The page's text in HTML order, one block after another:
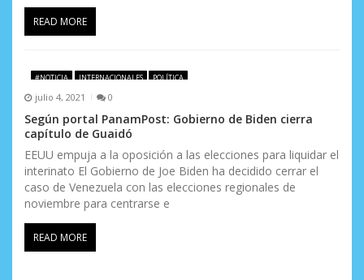
READ MORE
#NOTICIA INTERNACIONALES POLÍTICA
julio 4, 2021 0
Según portal PanamPost: Gobierno de Biden cierra
capítulo de Guaidó
EEUU empuja a la oposición a las elecciones para liquidar el
interinato El Gobierno de Joe Biden ha decidido cerrar el
caso de Venezuela con las elecciones regionales de
noviembre para centrarse e
READ MORE